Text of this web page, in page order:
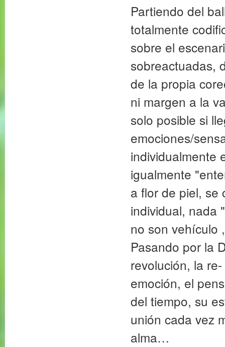
Partiendo del
totalmente
sobre el
sobreactuadas,
de la propia
ni margen a la
solo posible si
emociones/
individualmente
igualmente
a flor de piel, se
individual, nada
no son vehículo
Pasando por la
revolución, la
emoción, el
del tiempo, su
unión cada vez
alma…